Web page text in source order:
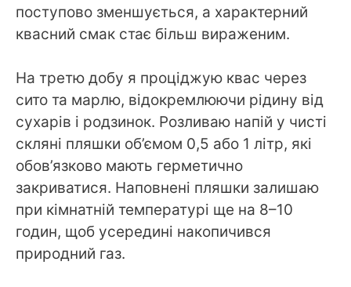
поступово зменшується, а характерний
квасний смак стає більш вираженим.
На третю добу я проціджую квас через
сито та марлю, відокремлюючи рідину від
сухарів і родзинок. Розливаю напій у чисті
скляні пляшки об’ємом 0,5 або 1 літр, які
обов’язково мають герметично
закриватися. Наповнені пляшки залишаю
при кімнатній температурі ще на 8–10
годин, щоб усередині накопичився
природний газ.